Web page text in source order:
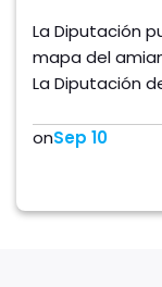
La Diputación
mapa del
La Diputación
onSep 10